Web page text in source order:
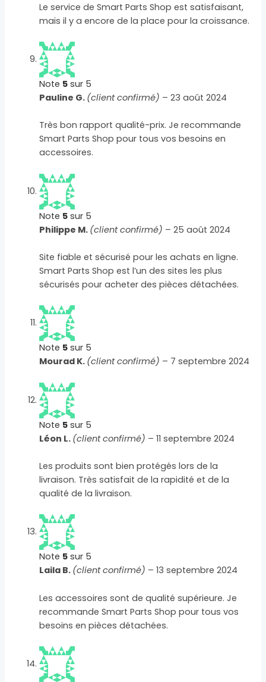
Le service de Smart Parts Shop est satisfaisant,
mais il y a encore de la place pour la croissance.
Note 5 sur 5
Pauline G. (client confirmé) – 23 août 2024
Très bon rapport qualité-prix. Je recommande
Smart Parts Shop pour tous vos besoins en
accessoires.
Note 5 sur 5
Philippe M. (client confirmé) – 25 août 2024
Site fiable et sécurisé pour les achats en ligne.
Smart Parts Shop est l’un des sites les plus
sécurisés pour acheter des pièces détachées.
Note 5 sur 5
Mourad K. (client confirmé) – 7 septembre 2024
Note 5 sur 5
Léon L. (client confirmé) – 11 septembre 2024
Les produits sont bien protégés lors de la
livraison. Très satisfait de la rapidité et de la
qualité de la livraison.
Note 5 sur 5
Laila B. (client confirmé) – 13 septembre 2024
Les accessoires sont de qualité supérieure. Je
recommande Smart Parts Shop pour tous vos
besoins en pièces détachées.